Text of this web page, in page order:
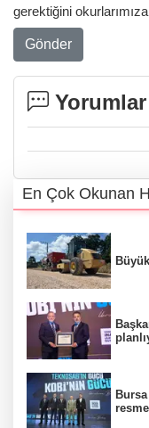
gerektiğini
Gönder
En Çok Okunan